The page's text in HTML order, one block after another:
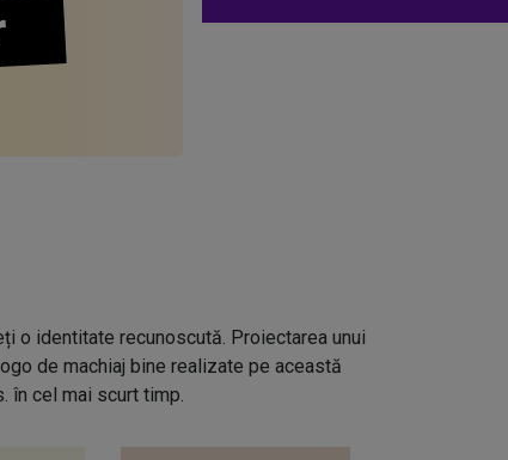
o identitate recunoscută. Proiectarea unui
de machiaj bine realizate pe această
în cel mai scurt timp.